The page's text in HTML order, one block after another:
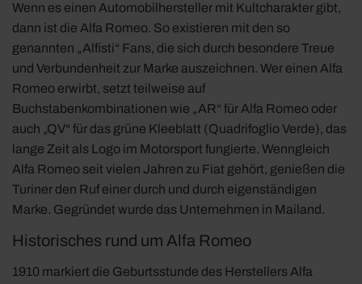
Wenn es einen Automobilhersteller mit Kultcharakter gibt,
dann ist die Alfa Romeo. So existieren mit den so
genannten „Alfisti“ Fans, die sich durch besondere Treue
und Verbundenheit zur Marke auszeichnen. Wer einen Alfa
Romeo erwirbt, setzt teilweise auf
Buchstabenkombinationen wie „AR“ für Alfa Romeo oder
auch „QV“ für das grüne Kleeblatt (Quadrifoglio Verde), das
lange Zeit als Logo im Motorsport fungierte. Wenngleich
Alfa Romeo seit vielen Jahren zu Fiat gehört, genießen die
Turiner den Ruf einer durch und durch eigenständigen
Marke. Gegründet wurde das Unternehmen in Mailand.
Historisches rund um Alfa Romeo
1910 markiert die Geburtsstunde des Herstellers Alfa